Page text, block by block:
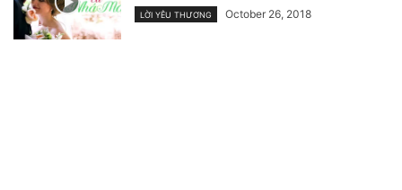
LỜI YÊU THƯƠNG October 26, 2018